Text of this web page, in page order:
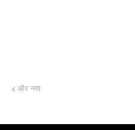
और नया